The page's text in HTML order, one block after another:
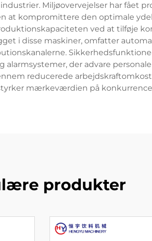
Miljøovervejelser har fået
at kompromittere den optimale
ved at tilføje
i disse maskiner, omfatter
der advare
reducerede
mærkeværdien på
produkter